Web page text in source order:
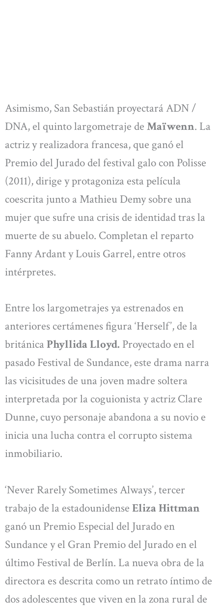
Asimismo, San Sebastián proyectará ADN /
DNA, el quinto largometraje de Maïwenn. La
actriz y realizadora francesa, que ganó el
Premio del Jurado del festival galo con Polisse
(2011), dirige y protagoniza esta película
coescrita junto a Mathieu Demy sobre una
mujer que sufre una crisis de identidad tras la
muerte de su abuelo. Completan el reparto
Fanny Ardant y Louis Garrel, entre otros
intérpretes.
Entre los largometrajes ya estrenados en
anteriores certámenes figura ‘Herself’, de la
británica Phyllida Lloyd. Proyectado en el
pasado Festival de Sundance, este drama narra
las vicisitudes de una joven madre soltera
interpretada por la coguionista y actriz Clare
Dunne, cuyo personaje abandona a su novio e
inicia una lucha contra el corrupto sistema
inmobiliario.
‘Never Rarely Sometimes Always’, tercer
trabajo de la estadounidense Eliza Hittman
ganó un Premio Especial del Jurado en
Sundance y el Gran Premio del Jurado en el
último Festival de Berlín. La nueva obra de la
directora es descrita como un retrato íntimo de
dos adolescentes que viven en la zona rural de